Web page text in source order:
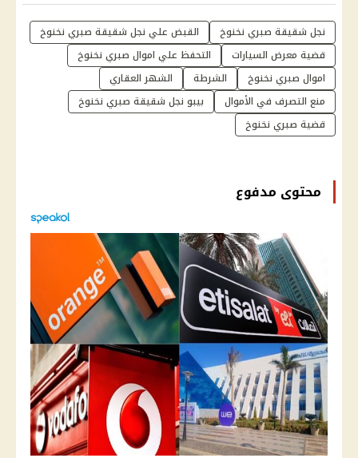
نجل شقيقة صبري نخنوخ
القبض علي نجل شقيقة صبري نخنوخ
قضية معرض السيارات
التحفظ علي اموال صبري نخنوخ
اموال صبري نخنوخ
الشرطة
الشهر العقاري
منع التصرف في الأموال
بيبو نجل شقيقة صبري نخنوخ
قضية صبري نخنوخ
محتوى مدفوع